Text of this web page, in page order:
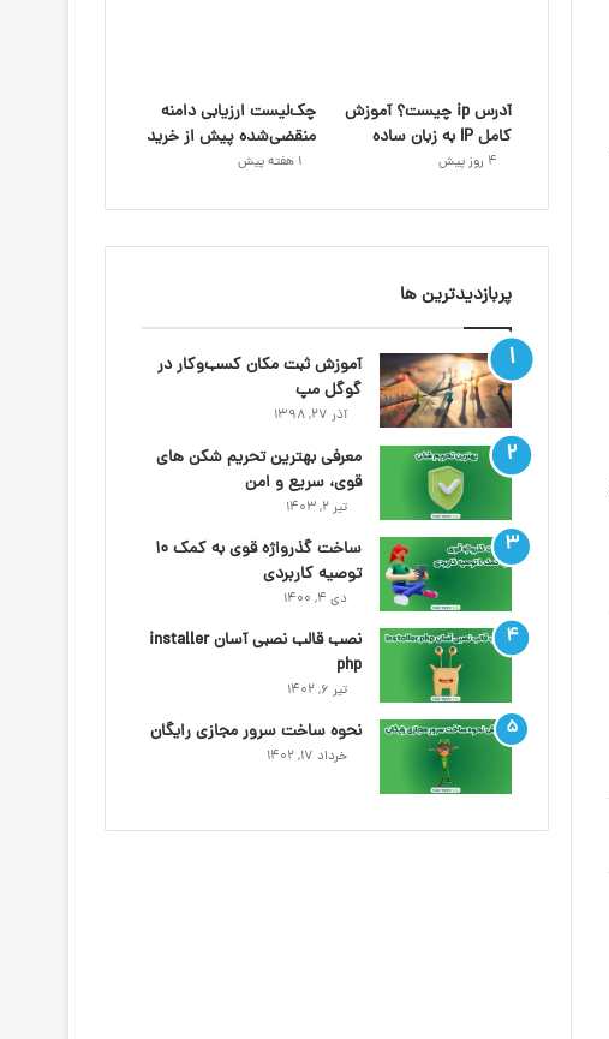
آدرس ip چیست؟ آموزش
کامل IP به زبان ساده
4 روز پیش
چک‌لیست ارزیابی دامنه
منقضی‌شده پیش از خرید
1 هفته پیش
پربازدیدترین ها
آموزش ثبت مکان کسب‌وکار در
گوگل مپ
آذر ۲۷, ۱۳۹۸
معرفی بهترین تحریم شکن های
قوی، سریع و امن
تیر ۲, ۱۴۰۳
ساخت گذرواژه قوی به کمک ۱۰
توصیه کاربردی
دی ۴, ۱۴۰۰
نصب قالب نصبی آسان installer
php
تیر ۶, ۱۴۰۲
نحوه ساخت سرور مجازی رایگان
خرداد ۱۷, ۱۴۰۲